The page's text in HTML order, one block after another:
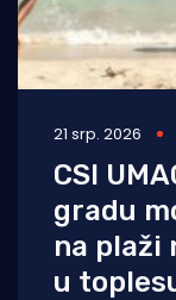
Ekologija
Tradicija i kultura
21 srp. 2026
CSI
gradu
na plaži
u